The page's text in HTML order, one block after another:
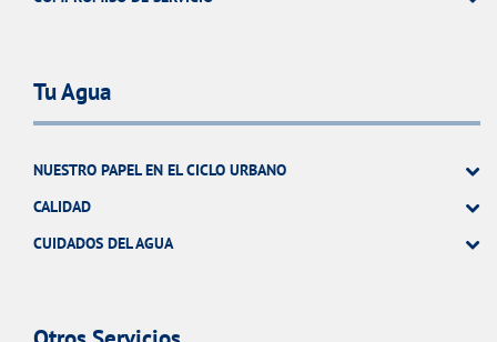
Tu Agua
NUESTRO PAPEL EN EL CICLO URBANO
CALIDAD
CUIDADOS DEL AGUA